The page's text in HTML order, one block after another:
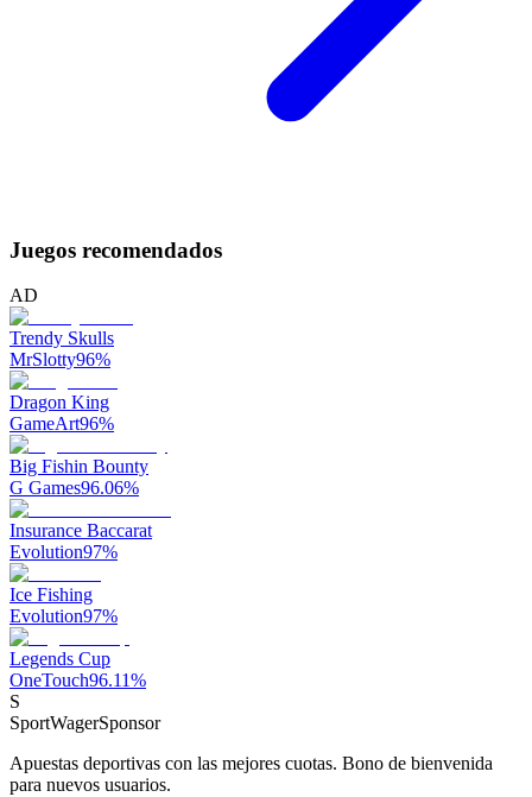
Juegos recomendados
AD
Trendy Skulls
MrSlotty96%
Dragon King
GameArt96%
Big Fishin Bounty
G Games96.06%
Insurance Baccarat
Evolution97%
Ice Fishing
Evolution97%
Legends Cup
OneTouch96.11%
S
SportWagerSponsor
Apuestas deportivas con las mejores cuotas. Bono de bienvenida
para nuevos usuarios.